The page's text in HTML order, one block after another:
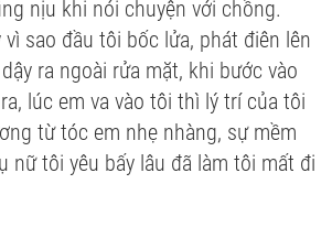
nịu khi nói chuyện với chồng.
vì sao đầu tôi bốc lửa, phát điên lên
ra ngoài rửa mặt, khi bước vào
lúc em va vào tôi thì lý trí của tôi
từ tóc em nhẹ nhàng, sự mềm
nữ tôi yêu bấy lâu đã làm tôi mất đi